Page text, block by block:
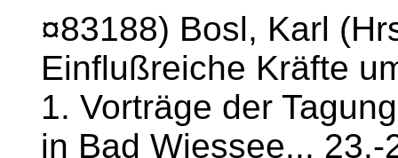
¤83188) Bosl, Karl
Einflußreiche Kräfte
1. Vorträge der
in Bad Wiessee...